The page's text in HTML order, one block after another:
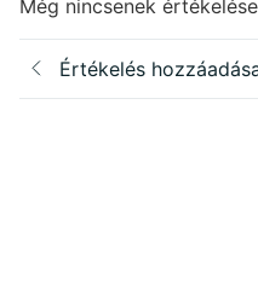
Még nincsenek
Értékelés